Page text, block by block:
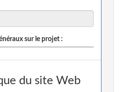
sur le projet :
du site Web